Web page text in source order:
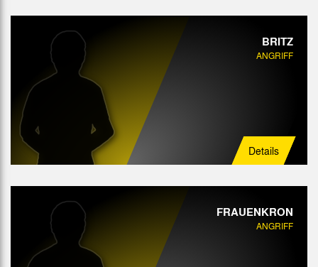
BRITZ
ANGRIFF
Details
FRAUENKRON
ANGRIFF